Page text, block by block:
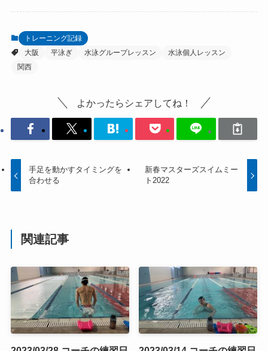
トレーニング記録
大阪
平泳ぎ 水泳グループレッスン
水泳個人レッスン
関西
よかったらシェアしてね！
手足を動かすタイミングを
合わせる
新春マスターズスイムミー
ト2022
関連記事